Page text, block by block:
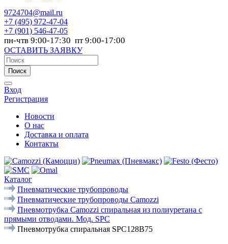
9724704@mail.ru
+7 (495) 972-47-04
+7 (901) 546-47-05
пн-чтв 9:00-17:30 пт 9:00-17:00
ОСТАВИТЬ ЗАЯВКУ
Поиск
Вход
Регистрация
Новости
О нас
Доставка и оплата
Контакты
Каталог
Пневматические трубопроводы
Пневматические трубопроводы Camozzi
Пневмотрубка Camozzi спиральная из полиуретана с
прямыми отводами. Мод. SPC
Пневмотрубка спиральная SPC128B75